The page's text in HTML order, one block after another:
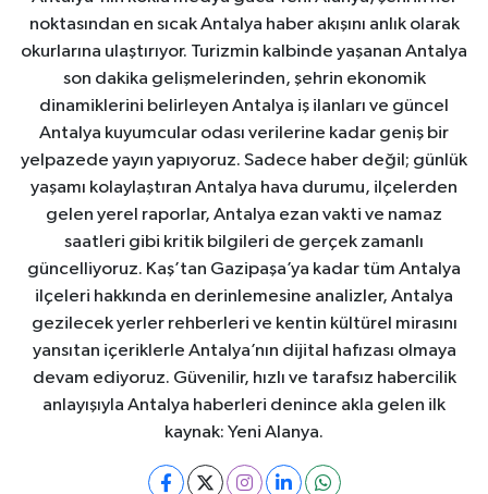
noktasından en sıcak Antalya haber akışını anlık olarak
okurlarına ulaştırıyor. Turizmin kalbinde yaşanan Antalya
son dakika gelişmelerinden, şehrin ekonomik
dinamiklerini belirleyen Antalya iş ilanları ve güncel
Antalya kuyumcular odası verilerine kadar geniş bir
yelpazede yayın yapıyoruz. Sadece haber değil; günlük
yaşamı kolaylaştıran Antalya hava durumu, ilçelerden
gelen yerel raporlar, Antalya ezan vakti ve namaz
saatleri gibi kritik bilgileri de gerçek zamanlı
güncelliyoruz. Kaş’tan Gazipaşa’ya kadar tüm Antalya
ilçeleri hakkında en derinlemesine analizler, Antalya
gezilecek yerler rehberleri ve kentin kültürel mirasını
yansıtan içeriklerle Antalya’nın dijital hafızası olmaya
devam ediyoruz. Güvenilir, hızlı ve tarafsız habercilik
anlayışıyla Antalya haberleri denince akla gelen ilk
kaynak: Yeni Alanya.